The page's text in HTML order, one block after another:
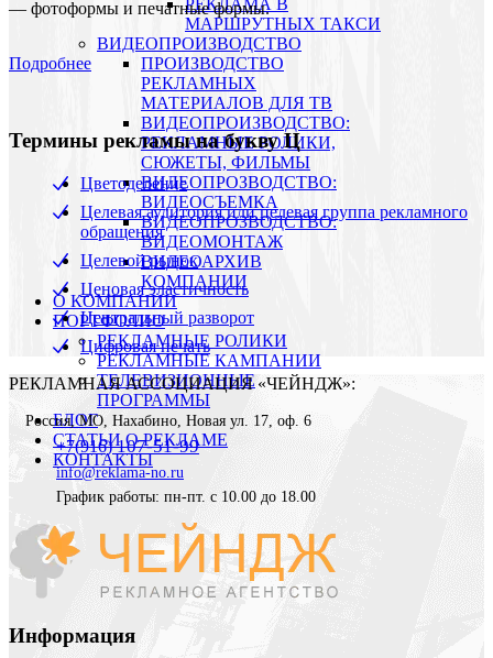
РЕКЛАМА В
МАРШРУТНЫХ ТАКСИ
ВИДЕОПРОИЗВОДСТВО
ПРОИЗВОДСТВО
РЕКЛАМНЫХ
МАТЕРИАЛОВ ДЛЯ ТВ
ВИДЕОПРОИЗВОДСТВО:
РЕКЛАМНЫЕ РОЛИКИ,
СЮЖЕТЫ, ФИЛЬМЫ
ВИДЕОПРОЗВОДСТВО:
ВИДЕОСЪЕМКА
ВИДЕОПРОЗВОДСТВО:
ВИДЕОМОНТАЖ
ВИДЕОАРХИВ
КОМПАНИИ
О КОМПАНИИ
ПОРТФОЛИО
РЕКЛАМНЫЕ РОЛИКИ
РЕКЛАМНЫЕ КАМПАНИИ
ТЕЛЕВИЗИОННЫЕ
ПРОГРАММЫ
БЛОГ
СТАТЬИ О РЕКЛАМЕ
КОНТАКТЫ
— фотоформы и печатные формы.
Подробнее
Термины рекламы на букву Ц
Цветоделение
Целевая аудитория или целевая группа рекламного
обращения
Целевой рынок
Ценовая эластичность
Центральный разворот
Цифровая печать
РЕКЛАМНАЯ АССОЦИАЦИЯ «ЧЕЙНДЖ»:
Россия,МО, Нахабино Новая ул. 17, оф. 6
+7(916) 107-51-99
info@reklama-no.ru
График работы: пн-пт. с 10.00 до 18.00
Информация